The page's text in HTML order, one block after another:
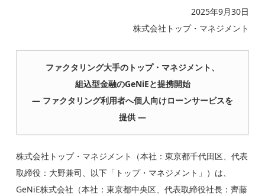
2025年9月30日
株式会社トップ・マネジメント
ファクタリング大手のトップ・マネジメント、
組込型金融のGeNiEと提携開始
― ファクタリング利用者へ個人向けローンサービスを
提供 ―
株式会社トップ・マネジメント（本社：東京都千代田区、代表
取締役：大野兼司、以下「トップ・マネジメント」）は、
GeNiE株式会社（本社：東京都中央区、代表取締役社長：齊藤